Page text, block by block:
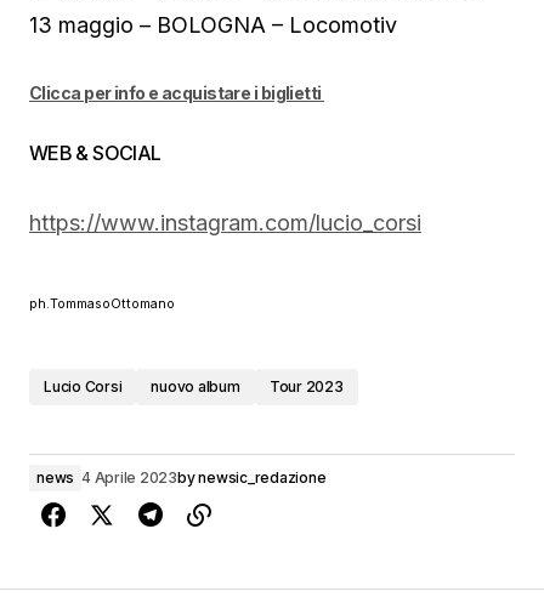
13 maggio – BOLOGNA – Locomotiv
Clicca per info e acquistare i biglietti
WEB & SOCIAL
https://www.instagram.com/lucio_corsi
ph.TommasoOttomano
Lucio Corsi nuovo album Tour 2023
news 4 Aprile 2023bynewsic_redazione